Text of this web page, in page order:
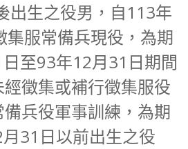
出生之役男，自113年
集服常備兵現役，為期
至93年12月31日期間
徵集或補行徵集服役
兵役軍事訓練，為期
31日以前出生之役